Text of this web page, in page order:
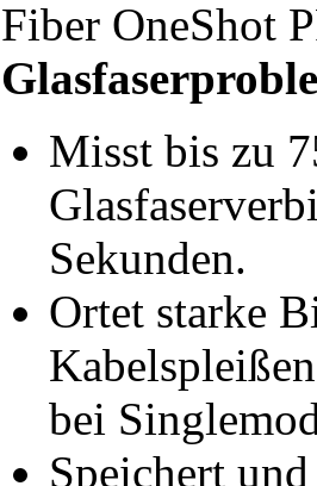
Fiber OneShot
Misst bis zu
Sekunden.
Ortet starke
bei
Speichert